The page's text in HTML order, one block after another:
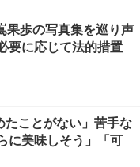
果歩の写真集を巡り声
要に応じて法的措置
ことがない」苦手な
に美味しそう」「可